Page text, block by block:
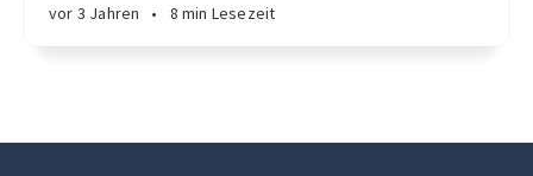
vor 3 Jahren • 8 min Lesezeit